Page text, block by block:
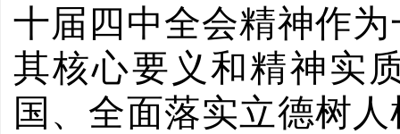
十届四中全会精神作
其核心要义和精神实
国、全面落实立德树